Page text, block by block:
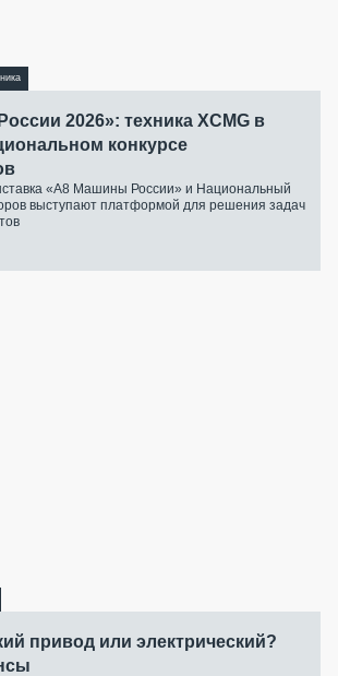
2026»: техника XCMG в
конкурсе
«А8 Машины России» и Национальный
выступают платформой для решения задач
привод или электрический?